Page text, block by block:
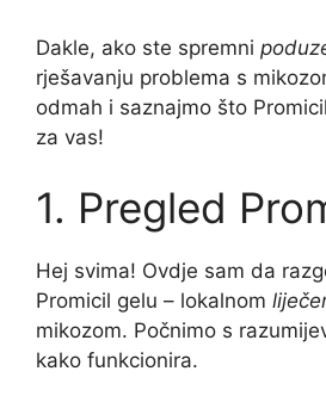
Dakle, ako ste spremni
rješavanju problema s
odmah i saznajmo što
za vas!
1. Pregled
Hej svima! Ovdje sam da
Promicil gelu – lokalnom
mikozom. Počnimo s
kako funkcionira.